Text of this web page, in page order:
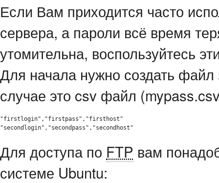
Если Вам приходится часто
сервера, а пароли всё время
утомительна, воспользуйтесь
Для начала нужно создать
случае это csv файл
"firstlogin","firstpass","firsthost"
"secondlogin","secondpass","secondhost"
Для доступа по FTP вам
системе Ubuntu: